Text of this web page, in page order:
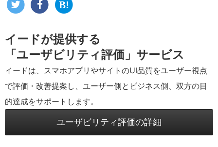
イードが提供する
「ユーザビリティ評価」サービス
イードは、スマホアプリやサイトのUI品質をユーザー視点
で評価・改善提案し、ユーザー側とビジネス側、双方の目
的達成をサポートします。
ユーザビリティ評価の詳細